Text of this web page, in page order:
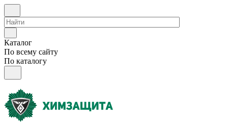
Каталог
По всему сайту
По каталогу